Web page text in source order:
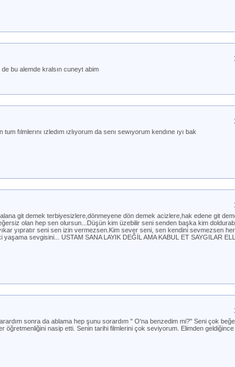
bu alemde kralsın cuneyt abim
fılmlerını ızledım ızlıyorum da senı sewıyorum kendıne ıyı bak
git demek terbiyesizlere,dönmeyene dön demek acizlere,hak edene git
olan hep sen olursun...Düşün kim üzebilir seni senden başka kim
yıpratır seni sen izin vermezsen.Kim sever seni, sen kendini sevmezsen
sevgisini... USTAM SANA LAYIK DEĞİL AMA KABUL ET SAYGILAR
sonra da ablama hep şunu sorardım " O'na benzedim mi?" Seni çok
öğretmenliğini nasip etti. Senin tarihi filmlerini çok seviyorum. Elimden